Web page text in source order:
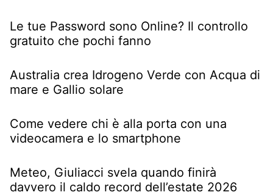
Le tue Password sono Online? Il controllo
gratuito che pochi fanno
Australia crea Idrogeno Verde con Acqua di
mare e Gallio solare
Come vedere chi è alla porta con una
videocamera e lo smartphone
Meteo, Giuliacci svela quando finirà
davvero il caldo record dell’estate 2026